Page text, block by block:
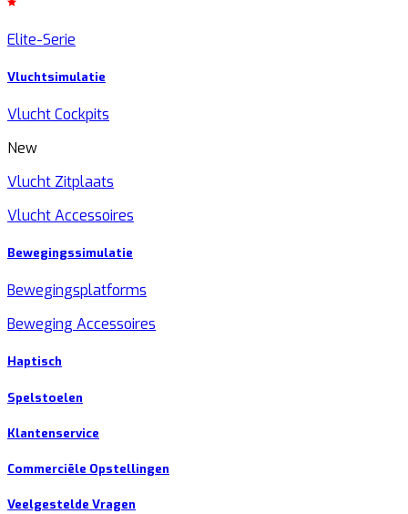
Elite-Serie
Vluchtsimulatie
Vlucht Cockpits
New
Vlucht Zitplaats
Vlucht Accessoires
Bewegingssimulatie
Bewegingsplatforms
Beweging Accessoires
Haptisch
Spelstoelen
Klantenservice
Commerciële Opstellingen
Veelgestelde Vragen